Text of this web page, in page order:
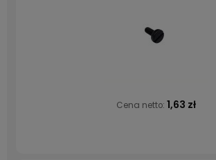
Cena netto: 1,63 zł